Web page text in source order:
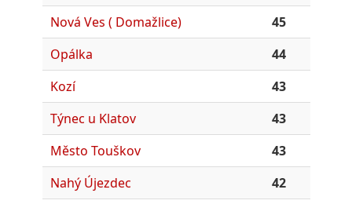
Nová Ves ( Domažlice)
45
Opálka
44
Kozí
43
Týnec u Klatov
43
Město Touškov
43
Nahý Újezdec
42